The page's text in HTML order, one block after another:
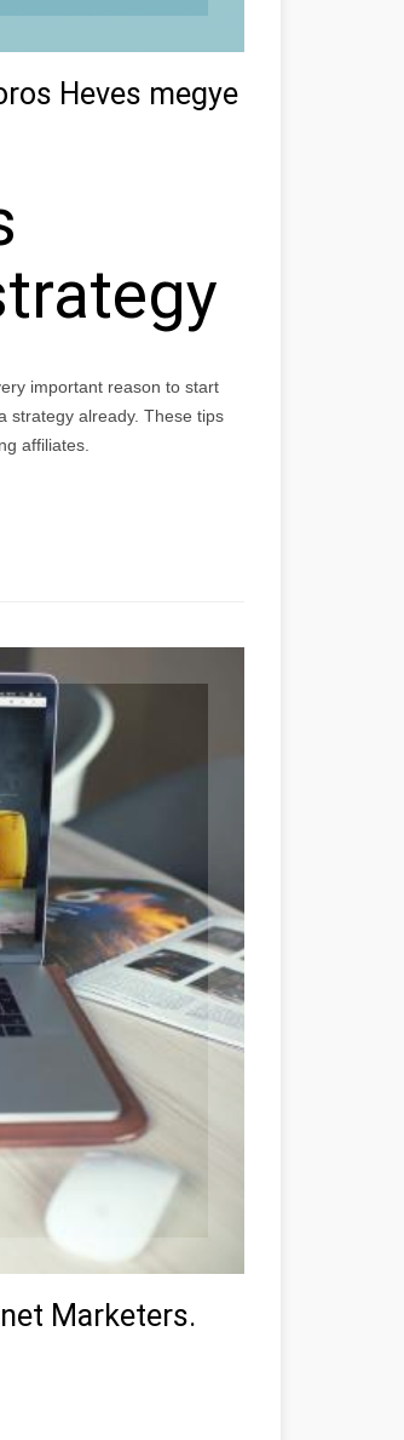
Heves megye
important reason to start
strategy already. These tips
affiliates.
Marketers.